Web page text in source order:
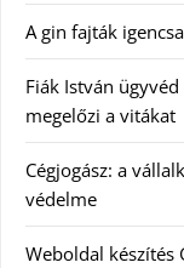
A gin fajták
Fiák István
megelőzi a vitákat
Cégjogász: a
védelme
Weboldal készítés